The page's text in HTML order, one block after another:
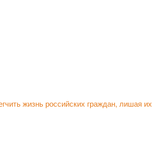
жизнь российских граждан, лишая их